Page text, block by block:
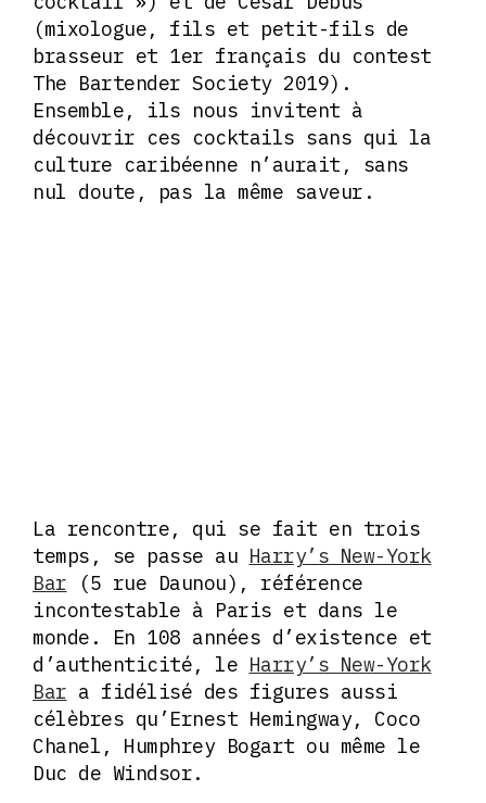
(mixologue, fils et petit-fils de
brasseur et 1er français du contest
The Bartender Society 2019).
Ensemble, ils nous invitent à
découvrir ces cocktails sans qui la
culture caribéenne n’aurait, sans
nul doute, pas la même saveur.
La rencontre, qui se fait en trois
temps, se passe au Harry’s New-York
Bar (5 rue Daunou), référence
incontestable à Paris et dans le
monde. En 108 années d’existence et
d’authenticité, le Harry’s New-York
Bar a fidélisé des figures aussi
célèbres qu’Ernest Hemingway, Coco
Chanel, Humphrey Bogart ou même le
Duc de Windsor.